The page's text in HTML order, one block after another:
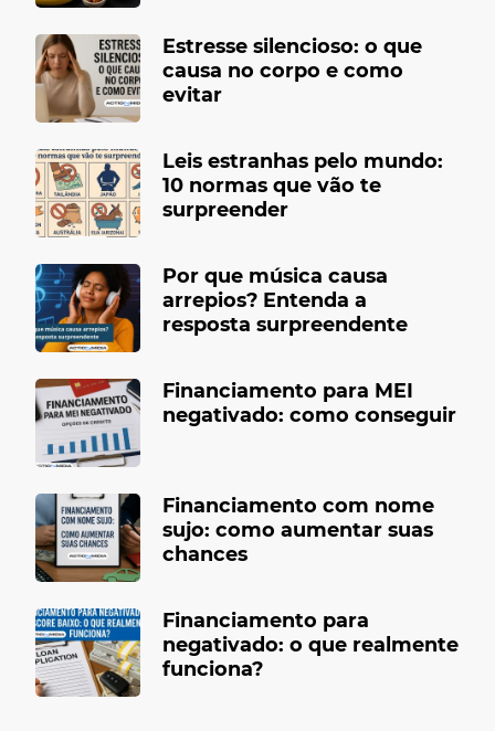
Estresse silencioso: o que
causa no corpo e como
evitar
Leis estranhas pelo mundo:
10 normas que vão te
surpreender
Por que música causa
arrepios? Entenda a
resposta surpreendente
Financiamento para MEI
negativado: como conseguir
Financiamento com nome
sujo: como aumentar suas
chances
Financiamento para
negativado: o que realmente
funciona?